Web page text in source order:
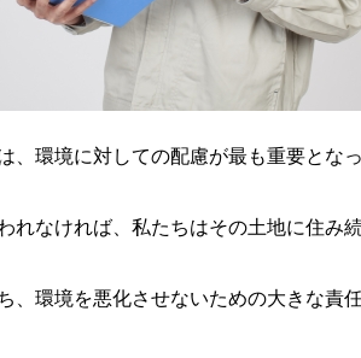
、環境に対しての配慮が最も重要となっ
れなければ、私たちはその土地に住み
、環境を悪化させないための大きな責